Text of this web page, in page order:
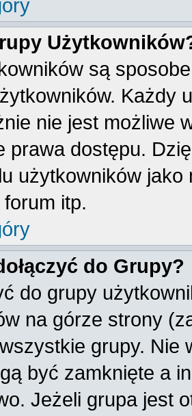
są
Każdy
nie jest możliwe
prawa dostępu.
użytkowników
itp.
do Grupy?
do grupy
na górze strony
grupy. Nie
być zamknięte a
Jeżeli grupa jest